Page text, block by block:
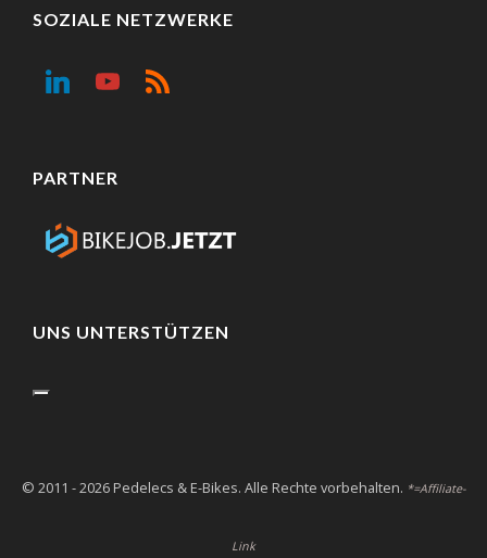
SOZIALE NETZWERKE
PARTNER
UNS UNTERSTÜTZEN
© 2011 - 2026 Pedelecs & E-Bikes. Alle Rechte vorbehalten. *=Affiliate-
Link